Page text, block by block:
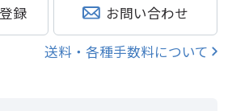
録 お問い合わせ
送料・各種手数料について